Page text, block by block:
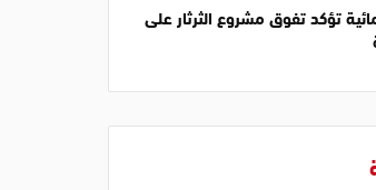
تؤكد تفوق مشروع الثرثار على